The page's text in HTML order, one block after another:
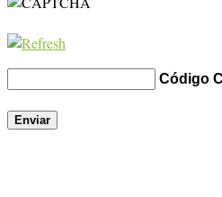
Código